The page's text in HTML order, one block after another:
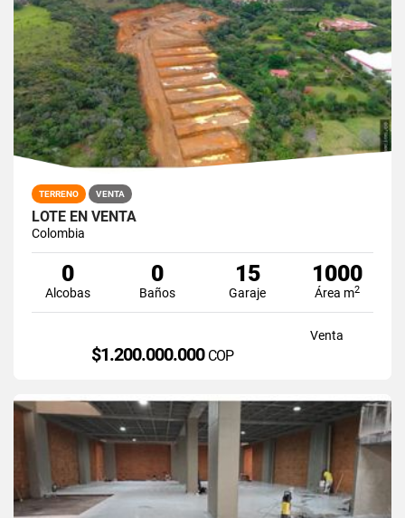
TERRENO VENTA
LOTE EN VENTA
Colombia
0
Alcobas
0
Baños
15
Garaje
1000
Área m2
Venta
$1.200.000.000 COP